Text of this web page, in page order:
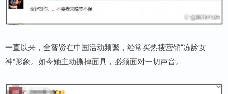
一直以来，全智贤在中国活动频繁，经常买热搜营销“冻龄女
神”形象。如今她主动撕掉面具，必须面对一切声音。